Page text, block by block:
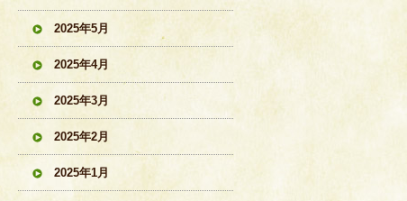
2025年5月
2025年4月
2025年3月
2025年2月
2025年1月